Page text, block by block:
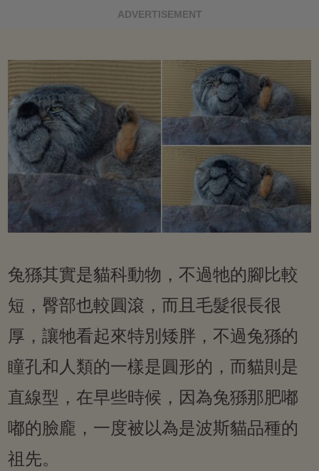
ADVERTISEMENT
兔猻其實是貓科動物，不過牠的腳比較
短，臀部也較圓滾，而且毛髮很長很
厚，讓牠看起來特別矮胖，不過兔猻的
瞳孔和人類的一樣是圓形的，而貓則是
直線型，在早些時候，因為兔猻那肥嘟
嘟的臉龐，一度被以為是波斯貓品種的
祖先。